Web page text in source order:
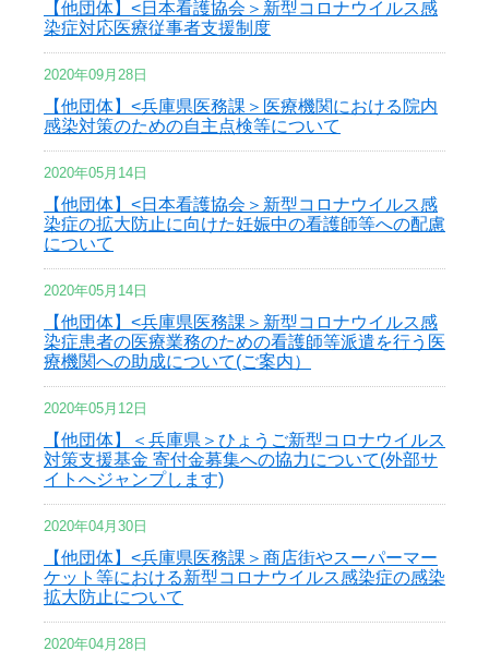
【他団体】<日本看護協会＞新型コロナウイルス感
染症対応医療従事者支援制度
2020年09月28日
【他団体】<兵庫県医務課＞医療機関における院内
感染対策のための自主点検等について
2020年05月14日
【他団体】<日本看護協会＞新型コロナウイルス感
染症の拡大防止に向けた妊娠中の看護師等への配慮
について
2020年05月14日
【他団体】<兵庫県医務課＞新型コロナウイルス感
染症患者の医療業務のための看護師等派遣を行う医
療機関への助成について(ご案内）
2020年05月12日
【他団体】＜兵庫県＞ひょうご新型コロナウイルス
対策支援基金 寄付金募集への協力について(外部サ
イトへジャンプします)
2020年04月30日
【他団体】<兵庫県医務課＞商店街やスーパーマー
ケット等における新型コロナウイルス感染症の感染
拡大防止について
2020年04月28日